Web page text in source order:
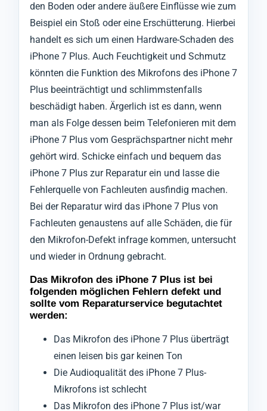
den Boden oder andere äußere Einflüsse wie zum
Beispiel ein Stoß oder eine Erschütterung. Hierbei
handelt es sich um einen Hardware-Schaden des
iPhone 7 Plus. Auch Feuchtigkeit und Schmutz
könnten die Funktion des Mikrofons des iPhone 7
Plus beeinträchtigt und schlimmstenfalls
beschädigt haben. Ärgerlich ist es dann, wenn
man als Folge dessen beim Telefonieren mit dem
iPhone 7 Plus vom Gesprächspartner nicht mehr
gehört wird. Schicke einfach und bequem das
iPhone 7 Plus zur Reparatur ein und lasse die
Fehlerquelle von Fachleuten ausfindig machen.
Bei der Reparatur wird das iPhone 7 Plus von
Fachleuten genaustens auf alle Schäden, die für
den Mikrofon-Defekt infrage kommen, untersucht
und wieder in Ordnung gebracht.
Das Mikrofon des iPhone 7 Plus ist bei
folgenden möglichen Fehlern defekt und
sollte vom Reparaturservice begutachtet
werden:
Das Mikrofon des iPhone 7 Plus überträgt
einen leisen bis gar keinen Ton
Die Audioqualität des iPhone 7 Plus-
Mikrofons ist schlecht
Das Mikrofon des iPhone 7 Plus ist/war